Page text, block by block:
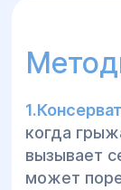
Как
когда
вызывает
может